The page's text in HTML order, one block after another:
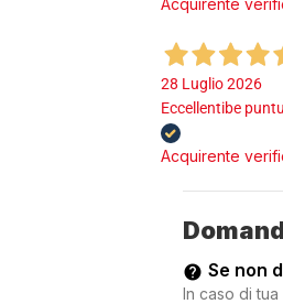
Acquirente
28 Luglio 2026
Eccellentibe
Acquirente
Se non
In caso di